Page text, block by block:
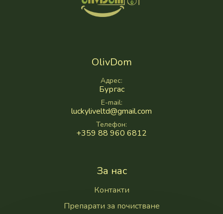
За нас
Контакти
Препарати за почистване
OlivDom
Адрес
Бургас
E-mail
luckyliveltd@gmail.com
Телефон
+359 88 960 6812